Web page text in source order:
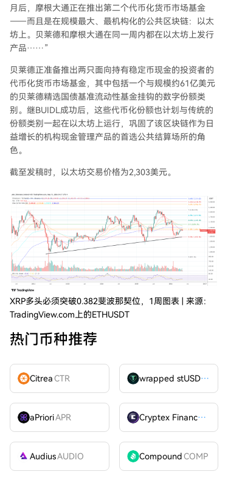
月后，摩根大通正在推出第二个代币化货币市场基金
——而且是在规模最大、最机构化的公共区块链：以太
坊上。贝莱德和摩根大通在同一周内都在以太坊上发行
产品……”
贝莱德正准备推出两只面向持有稳定币现金的投资者的
代币化货币市场基金，其中包括一个与规模约61亿美元
的贝莱德精选国债基准流动性基金挂钩的数字份额类
别。继BUIDL成功后，这些代币化份额也计划与传统的
份额类别一起在以太坊上运行，巩固了该区块链作为日
益增长的机构现金管理产品的首选公共结算场所的角
色。
截至发稿时，以太坊交易价格为2,303美元。
XRP多头必须突破0.382斐波那契位，1周图表 | 来源：
TradingView.com上的ETHUSDT
热门币种推荐
CitreaCTR wrapped stUSDT
aPrioriAPR Cryptex FinanceCTX
AudiusAUDIO CompoundCOMP